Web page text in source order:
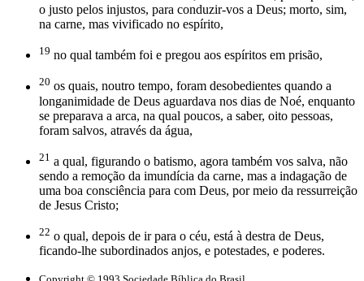
o justo pelos injustos, para conduzir-vos a Deus; morto, sim,
na carne, mas vivificado no espírito,
19 no qual também foi e pregou aos espíritos em prisão,
20 os quais, noutro tempo, foram desobedientes quando a
longanimidade de Deus aguardava nos dias de Noé, enquanto
se preparava a arca, na qual poucos, a saber, oito pessoas,
foram salvos, através da água,
21 a qual, figurando o batismo, agora também vos salva, não
sendo a remoção da imundícia da carne, mas a indagação de
uma boa consciência para com Deus, por meio da ressurreição
de Jesus Cristo;
22 o qual, depois de ir para o céu, está à destra de Deus,
ficando-lhe subordinados anjos, e potestades, e poderes.